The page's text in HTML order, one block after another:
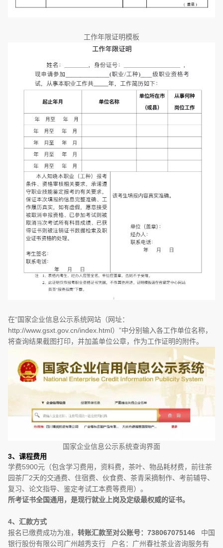
工作年限证明模板
在“国家企业信息公示系统网站（网址：
http://www.gsxt.gov.cn/index.html）”中分别输入各工作单位名称，
将查询结果截图打印，并加盖单位公章，作为工作证明的附件。
国家企业信息公示系统查询界面
3、课程费用
学费5900元（包含学习费用，资料费，茶叶、物品耗材费，前往茶
园茶厂2天的交通费、住宿费、伙食费、茶青采摘制作、考前辅导、
复习、论文指导、鉴定考试工本费等费用）。
所考证书全国通用，是现行就业上岗及定级最权威的证书。
4、汇款方式
报名已缴费成功为准， 转账汇款至对公账号： 738067075146
中国
银行股份有限公司广州越秀支行 户名：广州春社茶业咨询服务有